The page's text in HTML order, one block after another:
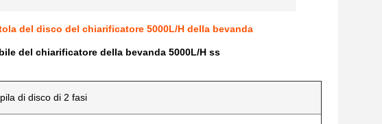
del disco del chiarificatore 5000L/H della bevanda
del chiarificatore della bevanda 5000L/H ss
di disco di 2 fasi